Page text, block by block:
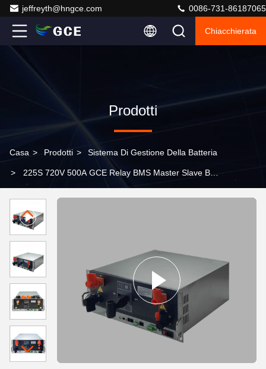
jeffreyth@hngce.com 0086-731-86187065
Chiacchierata
Prodotti
Casa > Prodotti > Sistema Di Gestione Della Batteria
> 225S 720V 500A GCE Relay BMS Master Slave BMS
Energy Storage ESS